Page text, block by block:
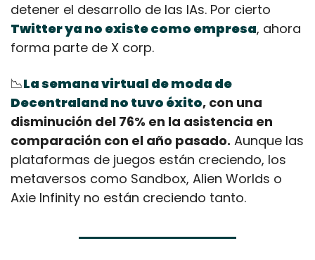
Twitter ya no existe como empresa, ahora
forma parte de X corp.
📉La semana virtual de moda de
Decentraland no tuvo éxito, con una
disminución del 76% en la asistencia en
comparación con el año pasado. Aunque las
plataformas de juegos están creciendo, los
metaversos como Sandbox, Alien Worlds o
Axie Infinity no están creciendo tanto.